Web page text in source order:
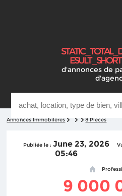
STAT
I
C_TOTA
L_
ESUL
T_SHOR
T
d'annonces de
Annonces Immobilères 8 Pieces
Publiée le :June 23, 2026
05:46
9 000